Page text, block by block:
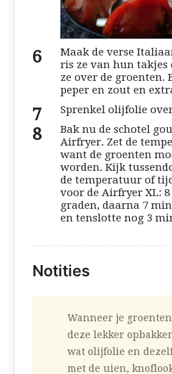
Maak de verse
ris ze van hun takjes
ze over de groenten.
peper en zout en
Sprenkel olijfolie
Bak nu de schotel
Airfryer. Zet de
want de groenten
worden. Kijk
de temperatuur of
voor de Airfryer XL:
graden, daarna 7
en tenslotte nog 3
Notities
Wanneer je
deze lekker
wat olijfolie en
met de uien,